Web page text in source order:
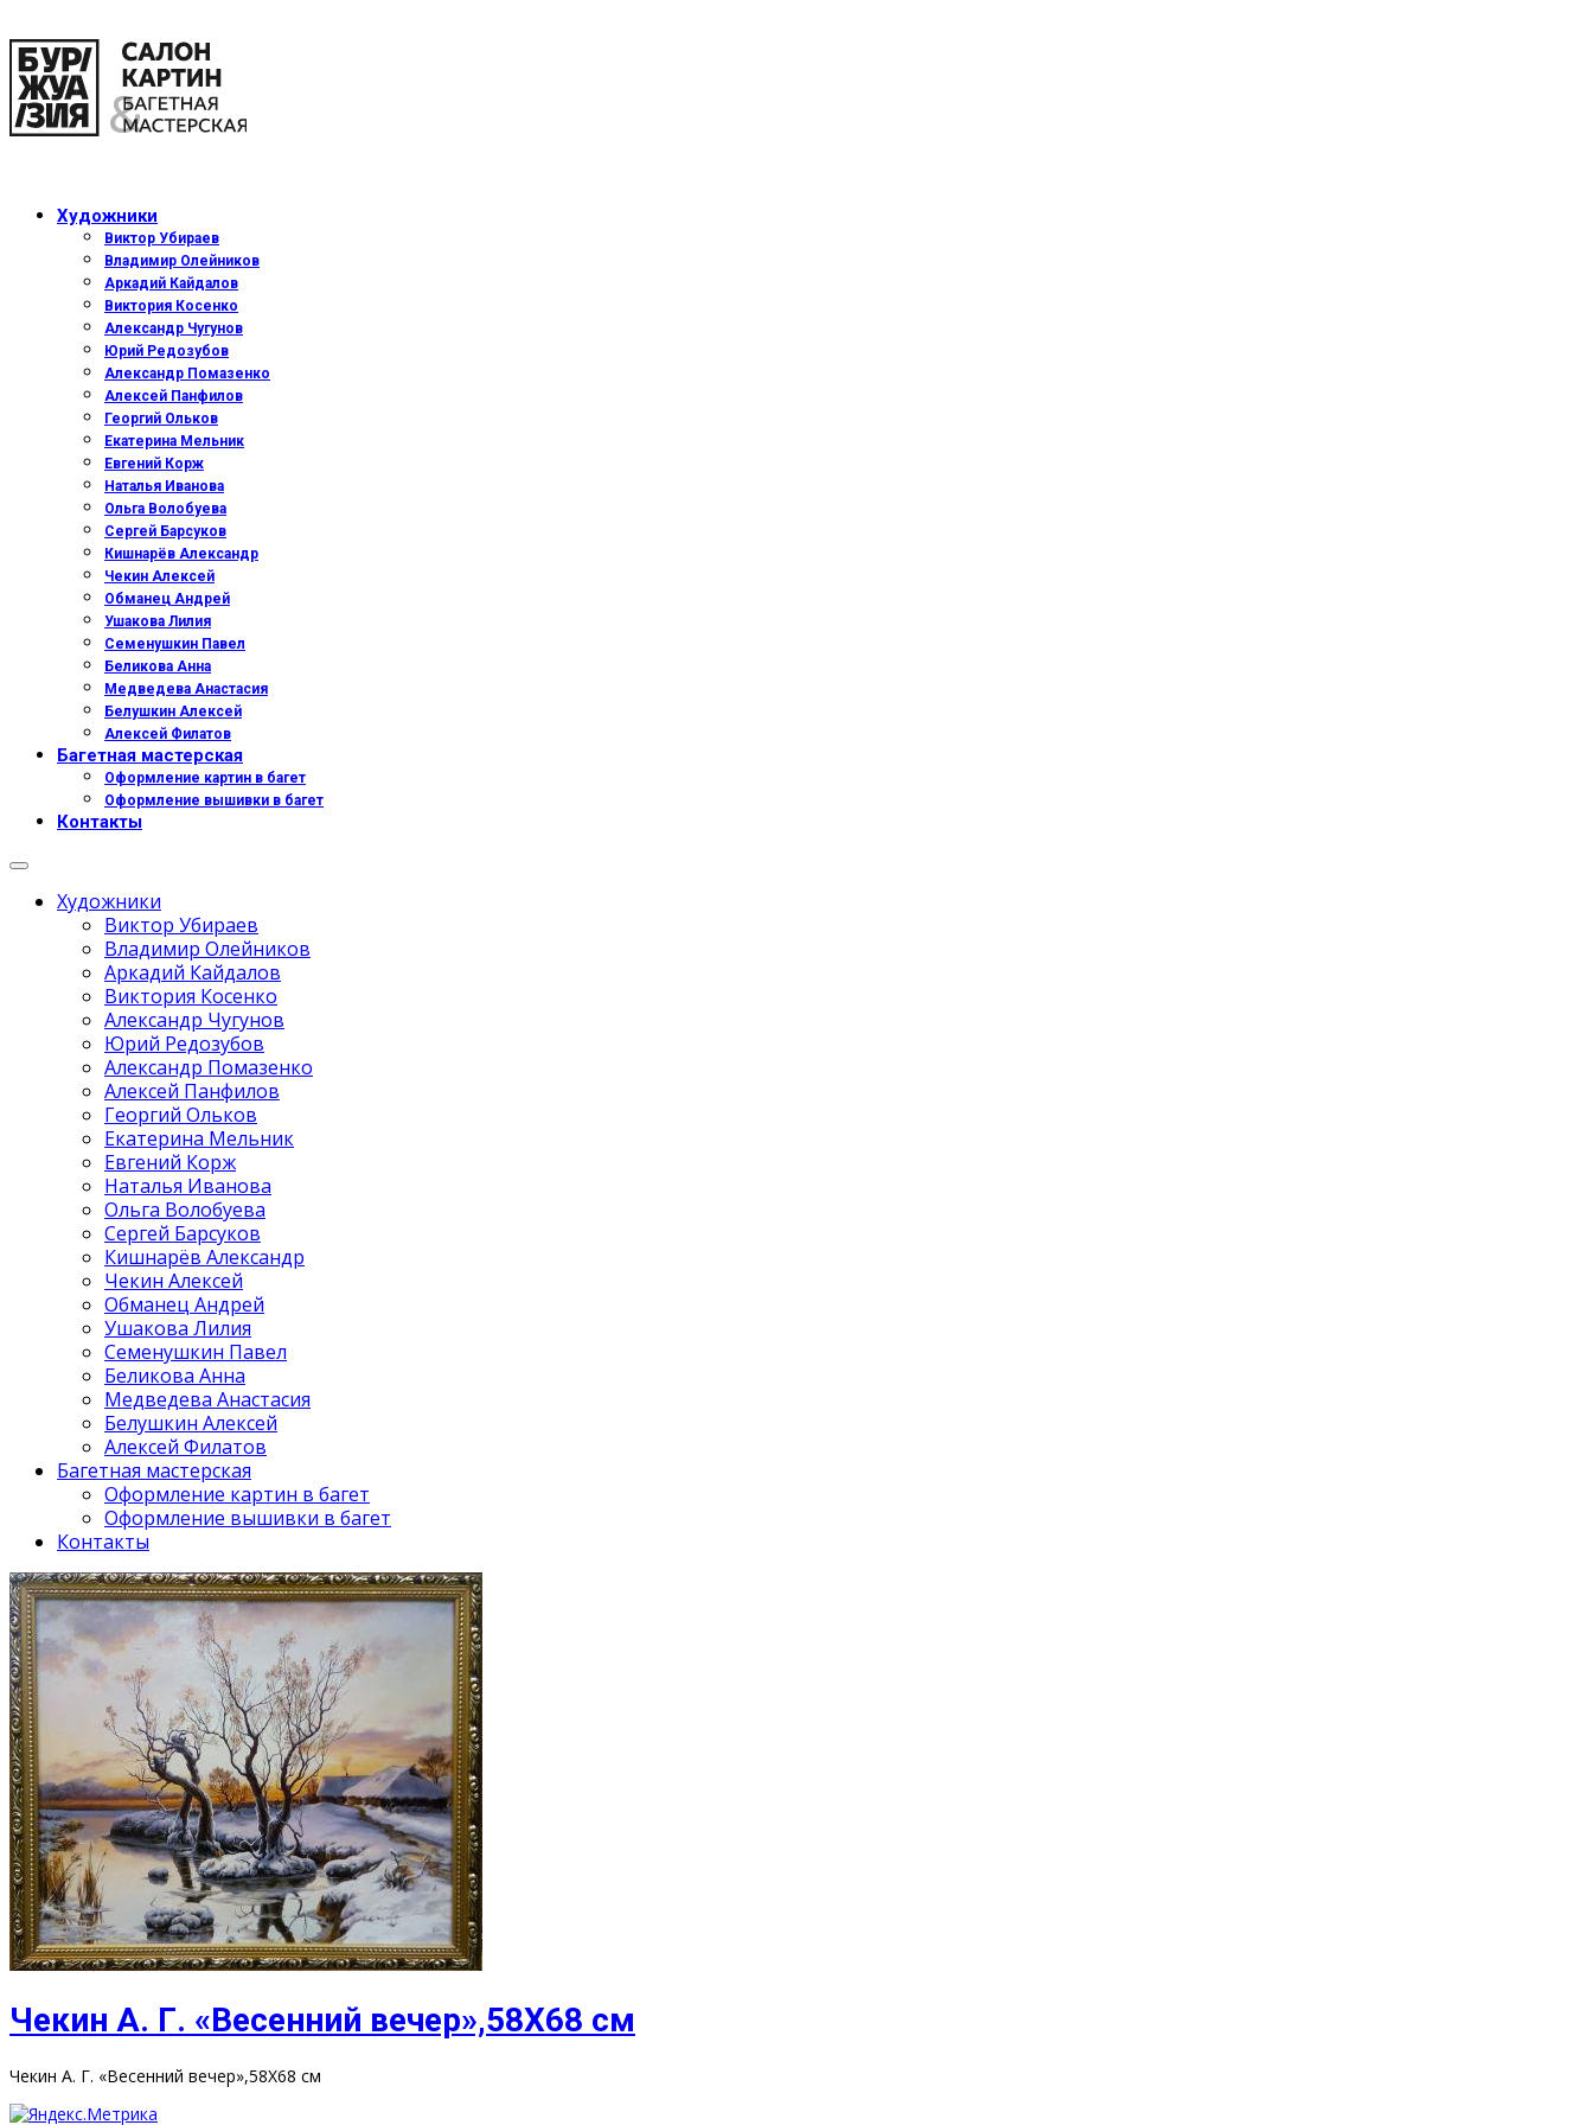
Художники
Виктор Убираев
Владимир Олейников
Аркадий Кайдалов
Виктория Косенко
Александр Чугунов
Юрий Редозубов
Александр Помазенко
Алексей Панфилов
Георгий Ольков
Екатерина Мельник
Евгений Корж
Наталья Иванова
Ольга Волобуева
Сергей Барсуков
Кишнарёв Александр
Чекин Алексей
Обманец Андрей
Ушакова Лилия
Семенушкин Павел
Беликова Анна
Медведева Анастасия
Белушкин Алексей
Алексей Филатов
Багетная мастерская
Оформление картин в багет
Оформление вышивки в багет
Контакты
Художники
Виктор Убираев
Владимир Олейников
Аркадий Кайдалов
Виктория Косенко
Александр Чугунов
Юрий Редозубов
Александр Помазенко
Алексей Панфилов
Георгий Ольков
Екатерина Мельник
Евгений Корж
Наталья Иванова
Ольга Волобуева
Сергей Барсуков
Кишнарёв Александр
Чекин Алексей
Обманец Андрей
Ушакова Лилия
Семенушкин Павел
Беликова Анна
Медведева Анастасия
Белушкин Алексей
Алексей Филатов
Багетная мастерская
Оформление картин в багет
Оформление вышивки в багет
Контакты
Чекин А. Г. «Весенний вечер»,58Х68 см
Чекин А. Г. «Весенний вечер»,58Х68 см